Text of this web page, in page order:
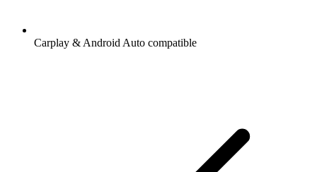
Carplay & Android Auto compatible